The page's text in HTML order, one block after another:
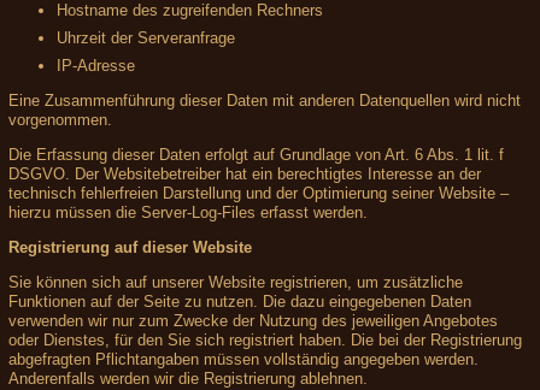
Hostname des zugreifenden Rechners
Uhrzeit der Serveranfrage
IP-Adresse
Eine Zusammenführung dieser Daten mit anderen Datenquellen wird nicht
vorgenommen.
Die Erfassung dieser Daten erfolgt auf Grundlage von Art. 6 Abs. 1 lit. f
DSGVO. Der Websitebetreiber hat ein berechtigtes Interesse an der
technisch fehlerfreien Darstellung und der Optimierung seiner Website –
hierzu müssen die Server-Log-Files erfasst werden.
Registrierung auf dieser Website
Sie können sich auf unserer Website registrieren, um zusätzliche
Funktionen auf der Seite zu nutzen. Die dazu eingegebenen Daten
verwenden wir nur zum Zwecke der Nutzung des jeweiligen Angebotes
oder Dienstes, für den Sie sich registriert haben. Die bei der Registrierung
abgefragten Pflichtangaben müssen vollständig angegeben werden.
Anderenfalls werden wir die Registrierung ablehnen.